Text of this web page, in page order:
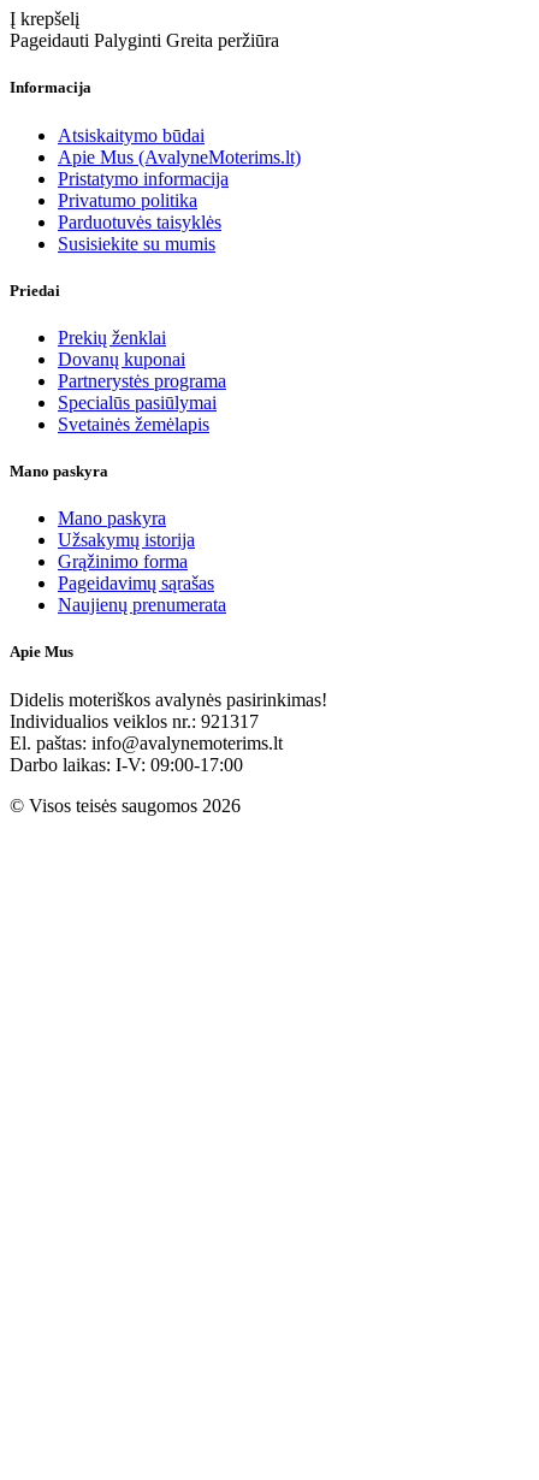
Į krepšelį
Pageidauti Palyginti Greita peržiūra
Informacija
Atsiskaitymo būdai
Apie Mus (AvalyneMoterims.lt)
Pristatymo informacija
Privatumo politika
Parduotuvės taisyklės
Susisiekite su mumis
Priedai
Prekių ženklai
Dovanų kuponai
Partnerystės programa
Specialūs pasiūlymai
Svetainės žemėlapis
Mano paskyra
Mano paskyra
Užsakymų istorija
Grąžinimo forma
Pageidavimų sąrašas
Naujienų prenumerata
Apie Mus
Didelis moteriškos avalynės pasirinkimas!
Individualios veiklos nr.: 921317
El. paštas: info@avalynemoterims.lt
Darbo laikas: I-V: 09:00-17:00
© Visos teisės saugomos 2026